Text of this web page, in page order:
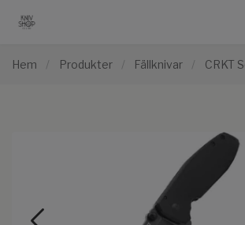
Hem / Produkter / Fällknivar / CRKT